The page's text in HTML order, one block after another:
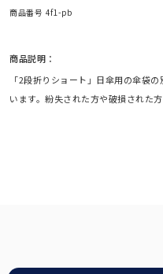
3段
ロサブランの折りたたみ日傘
サイズに迷われた方にまずオ
日傘が差せない場面で、長袖
商品番号 4f1-pb
商品説明：
「2段折りショート」日傘用の傘袋
います。紛失された方や破損された